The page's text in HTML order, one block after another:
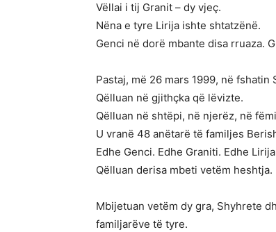
Vëllai i tij Granit – dy vjeç.
Nëna e tyre Lirija ishte shtatzënë.
Genci në dorë mbante disa rruaza.
Pastaj, më 26 mars 1999, në
Qëlluan në gjithçka që lëvizte.
Qëlluan në shtëpi, në njerëz, në
U vranë 48 anëtarë të familjes
Edhe Genci. Edhe Graniti. Edhe
Qëlluan derisa mbeti vetëm heshtja.
Mbijetuan vetëm dy gra, Shyhrete
familjarëve të tyre.